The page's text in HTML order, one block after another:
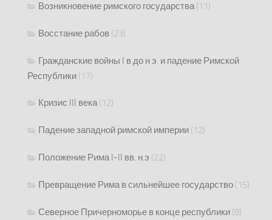
Возникновение римского государства(11)
Восстание рабов (23)
Гражданские войны I в до н э. и падение Римской
Республики (17)
Кризис III века(12)
Падение западной римской империи (12)
Положение Рима I-II вв. н.э (22)
Превращение Рима в сильнейшее государство (15)
Северное Причерноморье в конце республики (8)